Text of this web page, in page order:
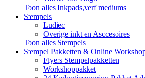
Toon alles Inkpads,verf mediums
Stempels
Ludiec
Overige inkt en Asccesoires
Toon alles Stempels
Stempel Pakketten & Online
Flyers Stempelpakketten
Workshoppakket